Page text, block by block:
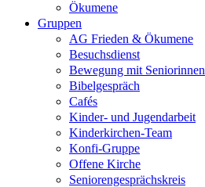
Ökumene
Gruppen
AG Frieden & Ökumene
Besuchsdienst
Bewegung mit Seniorinnen
Bibelgespräch
Cafés
Kinder- und Jugendarbeit
Kinderkirchen-Team
Konfi-Gruppe
Offene Kirche
Seniorengesprächskreis